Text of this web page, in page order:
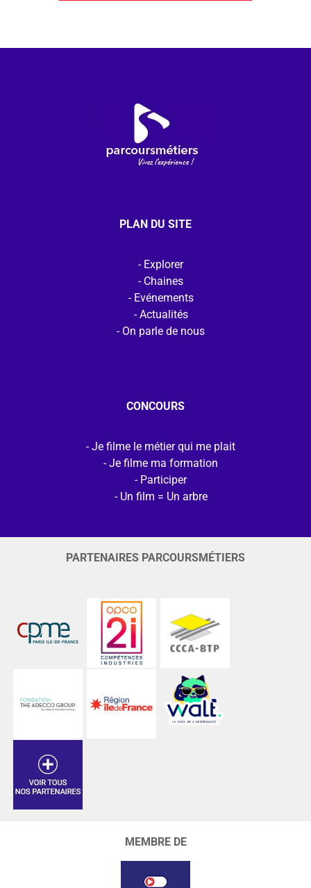
PLAN DU SITE
Explorer
Chaines
Evénements
Actualités
On parle de nous
CONCOURS
Je filme le métier qui me plait
Je filme ma formation
Participer
Un film = Un arbre
PARTENAIRES PARCOURSMÉTIERS
MEMBRE DE